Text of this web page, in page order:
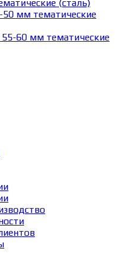
(сталь)
мм тематические
60 мм тематические